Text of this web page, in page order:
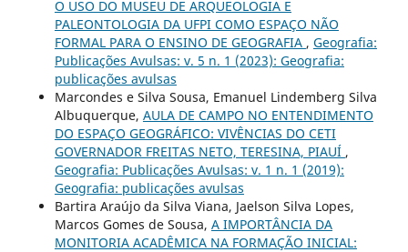
O USO DO MUSEU DE ARQUEOLOGIA E
PALEONTOLOGIA DA UFPI COMO ESPAÇO NÃO
FORMAL PARA O ENSINO DE GEOGRAFIA , Geografia:
Publicações Avulsas: v. 5 n. 1 (2023): Geografia:
publicações avulsas
Marcondes e Silva Sousa, Emanuel Lindemberg Silva
Albuquerque, AULA DE CAMPO NO ENTENDIMENTO
DO ESPAÇO GEOGRÁFICO: VIVÊNCIAS DO CETI
GOVERNADOR FREITAS NETO, TERESINA, PIAUÍ ,
Geografia: Publicações Avulsas: v. 1 n. 1 (2019):
Geografia: publicações avulsas
Bartira Araújo da Silva Viana, Jaelson Silva Lopes,
Marcos Gomes de Sousa, A IMPORTÂNCIA DA
MONITORIA ACADÊMICA NA FORMAÇÃO INICIAL: